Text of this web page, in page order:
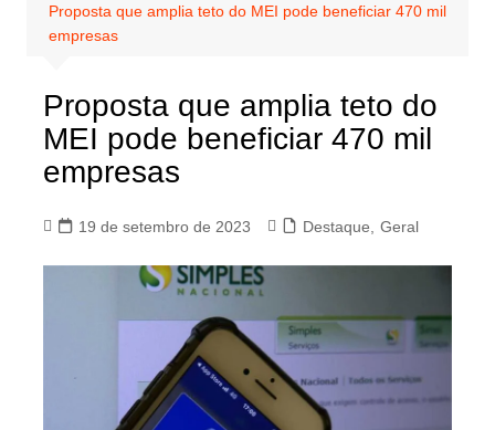
Proposta que amplia teto do MEI pode beneficiar 470 mil
empresas
Proposta que amplia teto do
MEI pode beneficiar 470 mil
empresas
19 de setembro de 2023 Destaque Geral